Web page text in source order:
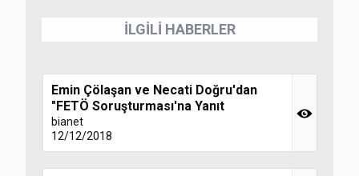
İLGİLİ HABERLER
Emin Çölaşan ve Necati Doğru'dan
"FETÖ Soruşturması'na Yanıt
bianet
12/12/2018